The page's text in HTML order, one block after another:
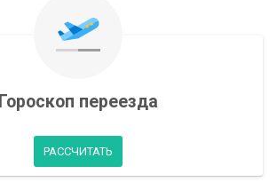
Гороскоп переезда
РАССЧИТАТЬ